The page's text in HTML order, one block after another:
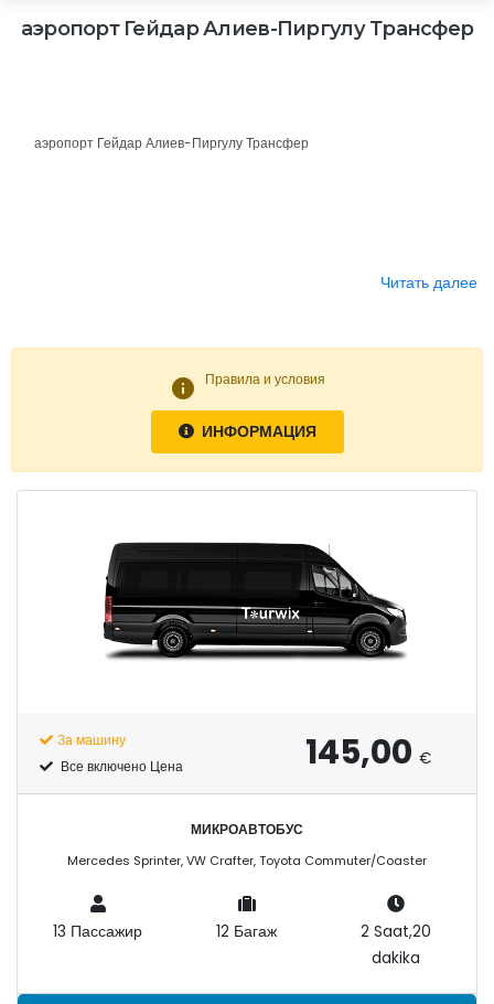
аэропорт Гейдар Алиев-Пиргулу Трансфер
аэропорт Гейдар Алиев-Пиргулу Трансфер
Читать далее
info Правила и условия
ИНФОРМАЦИЯ
За машину
Все включено Цена
145,00 €
МИКРОАВТОБУС
Mercedes Sprinter, VW Crafter, Toyota Commuter/Coaster
13 Пассажир 12 Багаж
2 Saat,20
dakika